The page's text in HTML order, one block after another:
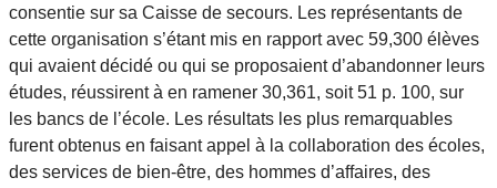
consentie sur sa Caisse de secours. Les représentants de
cette organisation s’étant mis en rapport avec 59,300 élèves
qui avaient décidé ou qui se proposaient d’abandonner leurs
études, réussirent à en ramener 30,361, soit 51 p. 100, sur
les bancs de l’école. Les résultats les plus remarquables
furent obtenus en faisant appel à la collaboration des écoles,
des services de bien-être, des hommes d’affaires, des